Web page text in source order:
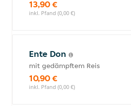
13,90 €
inkl. Pfand (0,00 €)
Ente Don
mit gedämpftem Reis
10,90 €
inkl. Pfand (0,00 €)